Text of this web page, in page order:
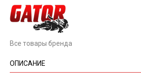
Все товары бренда
ОПИСАНИЕ